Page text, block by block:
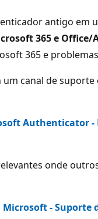
antigo em
365 e Office/
365 e
canal de suporte
Authenticator -
onde
- Suporte